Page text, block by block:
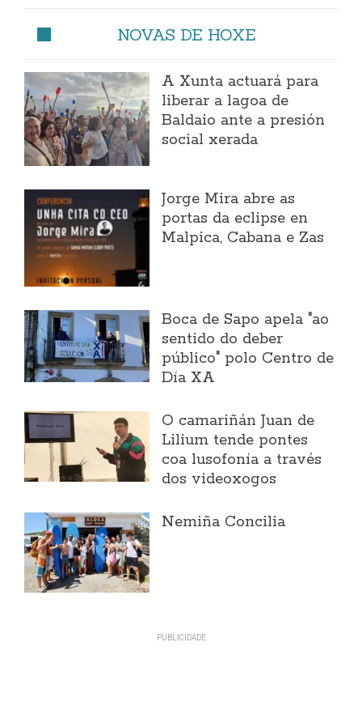
NOVAS DE HOXE
A Xunta actuará para
liberar a lagoa de
Baldaio ante a presión
social xerada
Jorge Mira abre as
portas da eclipse en
Malpica, Cabana e Zas
Boca de Sapo apela "ao
sentido do deber
público" polo Centro de
Día XA
O camariñán Juan de
Lilium tende pontes
coa lusofonía a través
dos videoxogos
Nemiña Concilia